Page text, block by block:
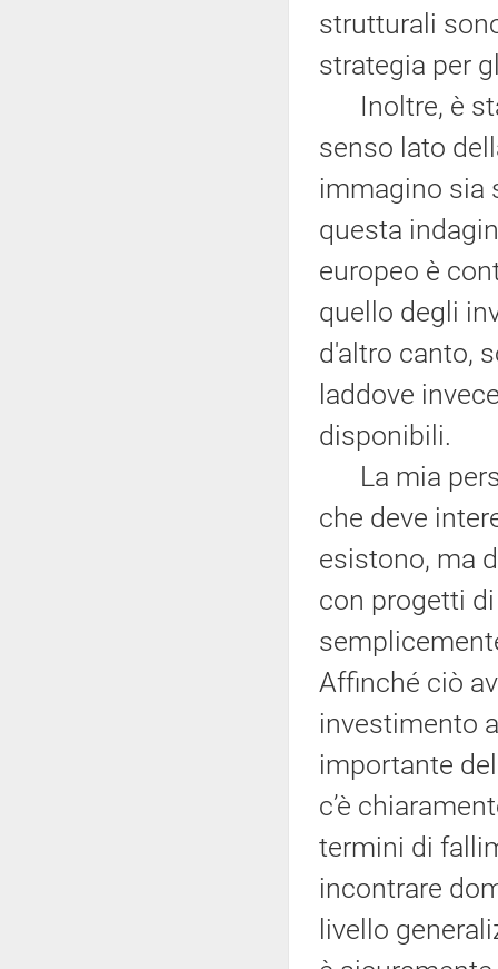
strutturali
strategia per
Inoltre, è
senso lato
immagino sia
questa
europeo è
quello degli
d'altro canto,
laddove
disponibili.
La mia
che deve
esistono, ma
con progetti
Affinché ciò
investimento
importante
c’è
termini di
incontrare
livello